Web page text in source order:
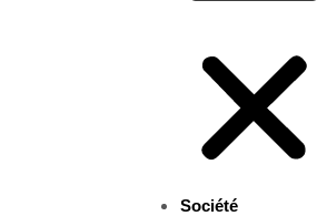
Société